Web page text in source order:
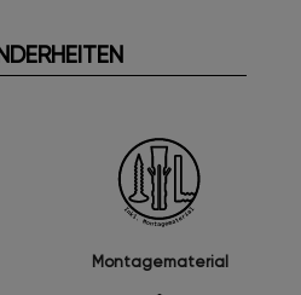
Montagematerial